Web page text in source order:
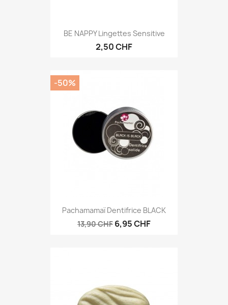
BE NAPPY Lingettes Sensitive
2,50 CHF
Pachamamaï Dentifrice BLACK
13,90 CHF 6,95 CHF
-50%